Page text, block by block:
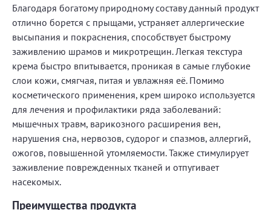
Благодаря богатому природному составу данный продукт
отлично борется с прыщами, устраняет аллергические
высыпания и покраснения, способствует быстрому
заживлению шрамов и микротрещин. Легкая текстура
крема быстро впитывается, проникая в самые глубокие
слои кожи, смягчая, питая и увлажняя её. Помимо
косметического применения, крем широко используется
для лечения и профилактики ряда заболеваний:
мышечных травм, варикозного расширения вен,
нарушения сна, нервозов, судорог и спазмов, аллергий,
ожогов, повышенной утомляемости. Также стимулирует
заживление поврежденных тканей и отпугивает
насекомых.
Преимущества продукта